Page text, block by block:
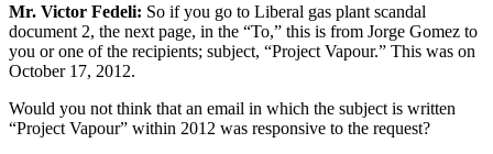
Mr. Victor Fedeli: So if you go to Liberal gas plant scandal
document 2, the next page, in the “To,” this is from Jorge Gomez to
you or one of the recipients; subject, “Project Vapour.” This was on
October 17, 2012.
Would you not think that an email in which the subject is written
“Project Vapour” within 2012 was responsive to the request?